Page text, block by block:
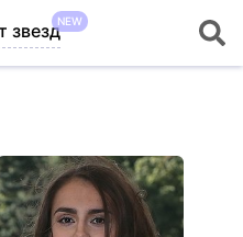
звездNEW